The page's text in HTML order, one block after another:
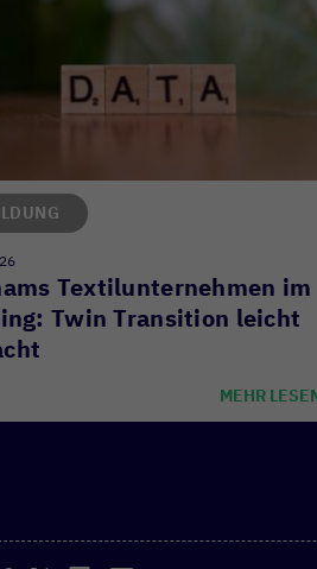
Textilunternehmen im
Twin Transition leicht
MEHR